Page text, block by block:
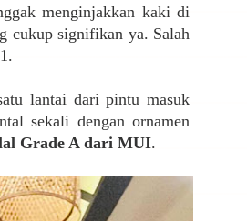
menginjakkan kaki di
cukup signifikan ya. Salah
lantai dari pintu masuk
sekali dengan ornamen
Grade A dari MUI.